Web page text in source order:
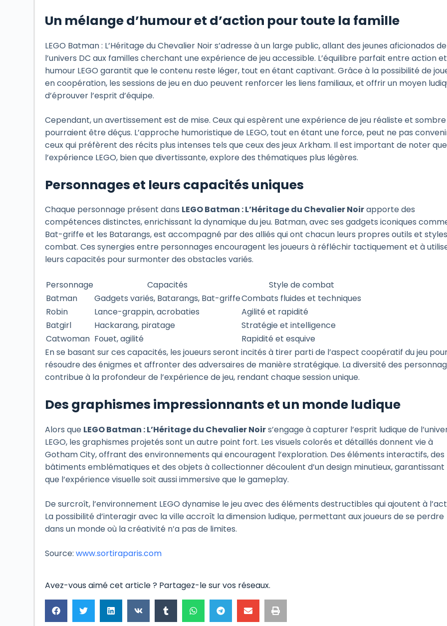
Un mélange d’humour et d’action pour toute la famille
LEGO Batman : L’Héritage du Chevalier Noir s’adresse à un large public, allant des jeunes aficionados de
l’univers DC aux familles cherchant une expérience de jeu accessible. L’équilibre parfait entre action et
humour LEGO garantit que le contenu reste léger, tout en étant captivant. Grâce à la possibilité de
en coopération, les sessions de jeu en duo peuvent renforcer les liens familiaux, et offrir un moyen
d’éprouver l’esprit d’équipe.
Cependant, un avertissement est de mise. Ceux qui espèrent une expérience de jeu réaliste et sombre
pourraient être déçus. L’approche humoristique de LEGO, tout en étant une force, peut ne pas
ceux qui préfèrent des récits plus intenses tels que ceux des jeux Arkham. Il est important de noter que
l’expérience LEGO, bien que divertissante, explore des thématiques plus légères.
Personnages et leurs capacités uniques
Chaque personnage présent dans LEGO Batman : L’Héritage du Chevalier Noirapporte des
compétences distinctes, enrichissant la dynamique du jeu. Batman, avec ses gadgets iconiques
Bat-griffe et les Batarangs, est accompagné par des alliés qui ont chacun leurs propres outils et
combat. Ces synergies entre personnages encouragent les joueurs à réfléchir tactiquement et à
leurs capacités pour surmonter des obstacles variés.
Personnage Capacités
Style de combat
Batman
Gadgets variés, Batarangs, Bat-griffeCombats fluides et techniques
Robin
Lance-grappin, acrobaties
Agilité et rapidité
Batgirl
Hackarang, piratage
Stratégie et intelligence
Catwoman Fouet, agilité
Rapidité et esquive
En se basant sur ces capacités, les joueurs seront incités à tirer parti de l’aspect coopératif du jeu
résoudre des énigmes et affronter des adversaires de manière stratégique. La diversité des
contribue à la profondeur de l’expérience de jeu, rendant chaque session unique.
Des graphismes impressionnants et un monde ludique
Alors que LEGO Batman : L’Héritage du Chevalier Noirs’engage à capturer l’esprit ludique de
LEGO, les graphismes projetés sont un autre point fort. Les visuels colorés et détaillés donnent vie à
Gotham City, offrant des environnements qui encouragent l’exploration. Des éléments interactifs, des
bâtiments emblématiques et des objets à collectionner découlent d’un design minutieux, garantissant
que l’expérience visuelle soit aussi immersive que le gameplay.
De surcroît, l’environnement LEGO dynamise le jeu avec des éléments destructibles qui ajoutent à
La possibilité d’interagir avec la ville accroît la dimension ludique, permettant aux joueurs de se perdre
dans un monde où la créativité n’a pas de limites.
Source:www.sortiraparis.com
Avez-vous aimé cet article ? Partagez-le sur vos réseaux.